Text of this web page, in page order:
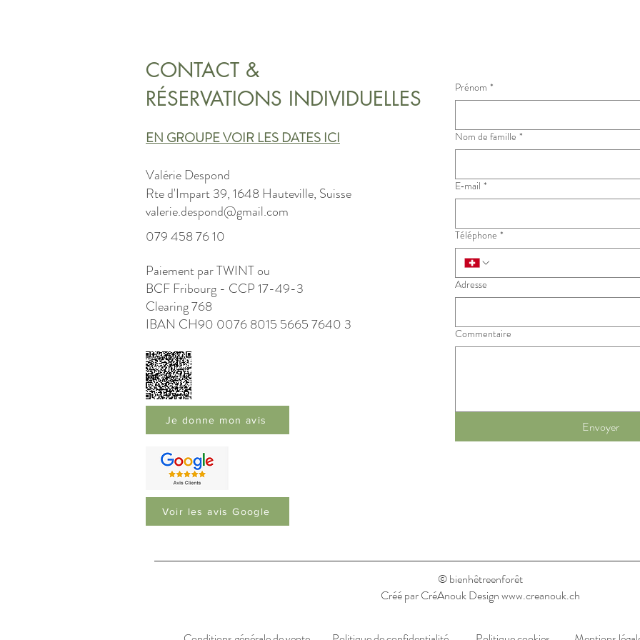
CONTACT &
RÉSERVATIONS INDIVIDUELLES
EN GROUPE VOIR LES DATES ICI
Valérie Despond
Rte d'Impart 39, 1648 Hauteville, Suisse
valerie.despond@gmail.com
079 458 76 10
Paiement par TWINT ou
BCF Fribourg - CCP 17-49-3
Clearing 768
IBAN CH90 0076 8015 5665 7640 3
Je donne mon avis
Prénom *
Nom de famille *
E‑mail *
Téléphone *
Adresse
Commentaire
Envoyer
Voir les avis Google
© bienhêtreenforêt
Créé parCréAnouk Designwww.creanouk.ch